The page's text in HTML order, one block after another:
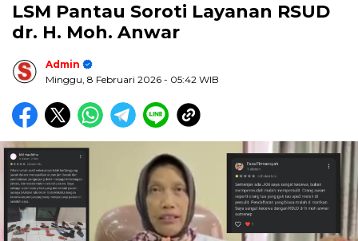
LSM Pantau Soroti Layanan RSUD
dr. H. Moh. Anwar
Admin
Minggu, 8 Februari 2026 - 05:42 WIB